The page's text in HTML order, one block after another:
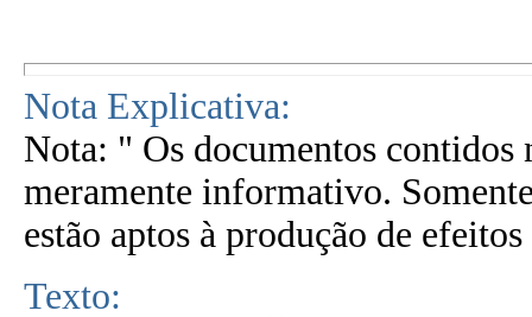
Nota Explicativa:
Nota: " Os documentos contidos
meramente informativo.
estão aptos à produção de
Texto: